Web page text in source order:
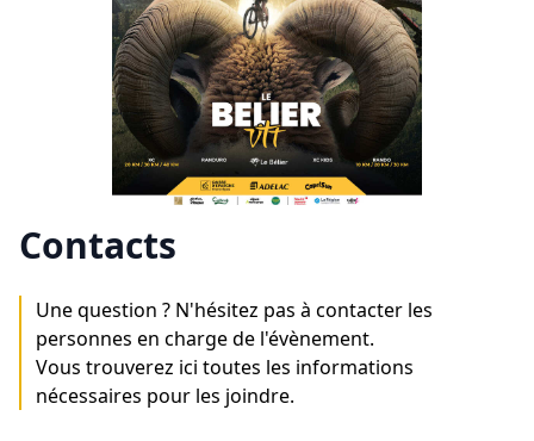
Contacts
Une question ? N'hésitez pas à contacter les
personnes en charge de l'évènement.
Vous trouverez ici toutes les informations
nécessaires pour les joindre.